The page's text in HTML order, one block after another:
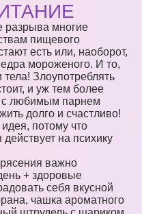
разрыва многие
пищевого
есть или, наоборот,
мороженого. И то,
Злоупотреблять
и уж тем более
с любимым парнем
долго и счастливо!
потому что
на психику
важно
+ здоровые
себя вкусной
чашка ароматного